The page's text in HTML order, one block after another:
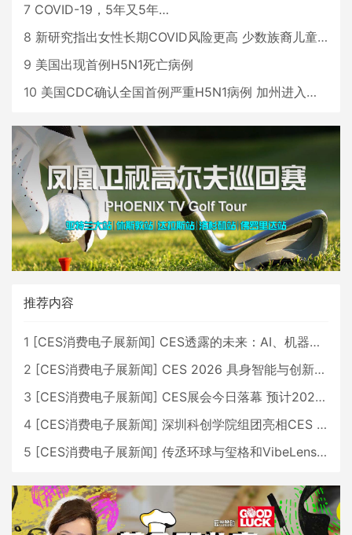
7 COVID-19，5年又5年…
8 新研究指出女性长期COVID风险更高 少数族裔儿童存在差异
9 美国出现首例H5N1死亡病例
10 美国CDC确认全国首例严重H5N1病例 加州进入紧急状态
推荐内容
1 [CES消费电子展新闻] CES透露的未来：AI、机器人与智能生活大爆发
2 [CES消费电子展新闻] CES 2026 具身智能与创新领域 中国公司大放异彩
3 [CES消费电子展新闻] CES展会今日落幕 预计2026行业收入将超五千亿美元
4 [CES消费电子展新闻] 深圳科创学院组团亮相CES 广受好评
5 [CES消费电子展新闻] 传丞环球与玺格和VibeLens共同推出全新耳机